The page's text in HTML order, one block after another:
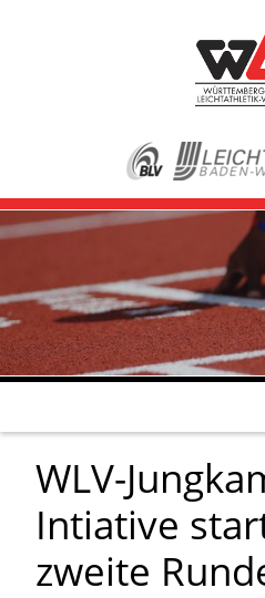
WLV-
Intiative
zweite